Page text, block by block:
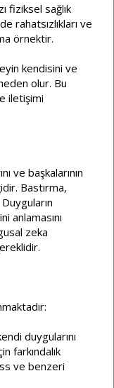
fiziksel sağlık
rahatsızlıkları ve
örnektir.
kendisini ve
olur. Bu
iletişimi
ve başkalarının
Bastırma,
anlamasını
zeka
duygularını
farkındalık
ve benzeri